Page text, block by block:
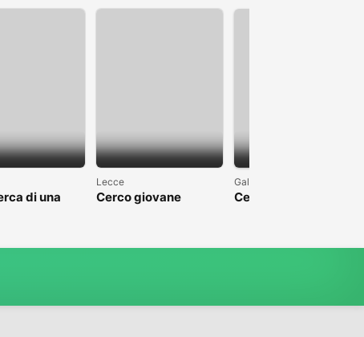
di una
Lecce
Cerco giovane
ragazza nel Salento
Galatina
Cerco una donna